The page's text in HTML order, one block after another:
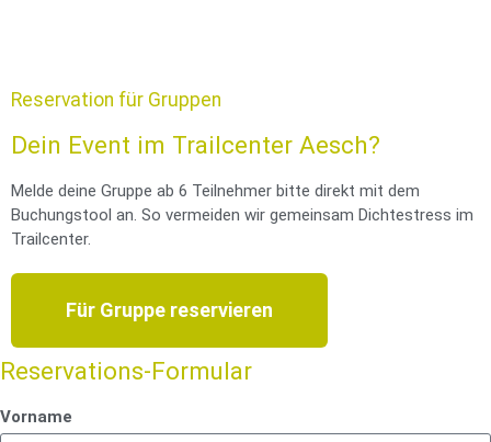
Reservation für Gruppen
Dein Event im Trailcenter Aesch?
Melde deine Gruppe ab 6 Teilnehmer bitte direkt mit dem
Buchungstool an. So vermeiden wir gemeinsam Dichtestress im
Trailcenter.
Für Gruppe reservieren
Reservations-Formular
Vorname